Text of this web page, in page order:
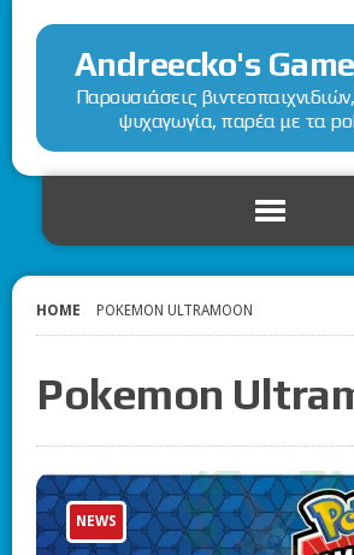
Andreecko's
Παρουσιάσεις
ψυχαγωγία, παρέα με τα
HOME POKEMON ULTRAMOON
Pokemon
NEWS